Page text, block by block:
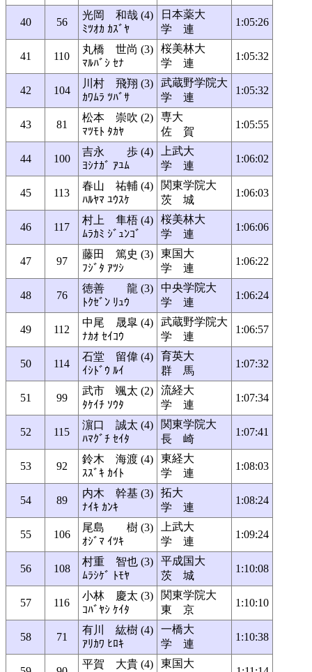
40 56
光岡 和哉 (4)
ﾐﾂｵｶ ｶｽﾞﾔ
日本薬大
学 連
1:05:26
41 110
丸橋 世尚 (3)
ﾏﾙﾊﾞｼ ｾﾅ
桜美林大
学 連
1:05:32
42 104
川村 飛翔 (3)
ｶﾜﾑﾗ ﾂﾊﾞｻ
武蔵野学院大
学 連
1:05:32
43 81
松本 崇吹 (2)
ﾏﾂﾓﾄ ﾀｶﾔ
専大
佐 賀
1:05:55
44 100
吉永 歩 (4)
ﾖｼﾅｶﾞ ｱﾕﾑ
上武大
学 連
1:06:02
45 113
春山 祐輔 (4)
ﾊﾙﾔﾏ ﾕｳｽｹ
関東学院大
茨 城
1:06:03
46 117
村上 隼梧 (4)
ﾑﾗｶﾐ ｼﾞｭﾝｺﾞ
桜美林大
学 連
1:06:06
47 97
藤田 篤史 (3)
ﾌｼﾞﾀ ｱﾂｼ
東国大
学 連
1:06:22
48 76
徳善 龍 (3)
ﾄｸｾﾞﾝ ﾘｭｳ
中央学院大
学 連
1:06:24
49 112
中尾 晟皐 (4)
ﾅｶｵ ｾｲｺｳ
武蔵野学院大
学 連
1:06:57
50 114
石堂 留偉 (4)
ｲｼﾄﾞｳ ﾙｲ
育英大
群 馬
1:07:32
51 99
武市 颯太 (2)
ﾀｹｲﾁ ｿｳﾀ
流経大
学 連
1:07:34
52 115
濵口 誠太 (4)
ﾊﾏｸﾞﾁ ｾｲﾀ
関東学院大
長 崎
1:07:41
53 92
鈴木 海渡 (4)
ｽｽﾞｷ ｶｲﾄ
東経大
学 連
1:08:03
54 89
内木 幹基 (3)
ﾅｲｷ ｶﾝｷ
拓大
学 連
1:08:24
55 106
尾島 樹 (3)
ｵｼﾞﾏ ｲﾂｷ
上武大
学 連
1:09:24
56 108
村重 智也 (3)
ﾑﾗｼｹﾞ ﾄﾓﾔ
平成国大
茨 城
1:10:08
57 116
小林 慶太 (3)
ｺﾊﾞﾔｼ ｹｲﾀ
関東学院大
東 京
1:10:10
58 71
有川 紘樹 (4)
ｱﾘｶﾜ ﾋﾛｷ
一橋大
学 連
1:10:38
平賀 大貴 (4)
東国大